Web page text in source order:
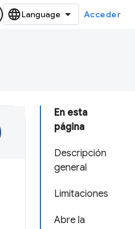
Acceder
En esta
página
Descripción
general
Limitaciones
Abre la